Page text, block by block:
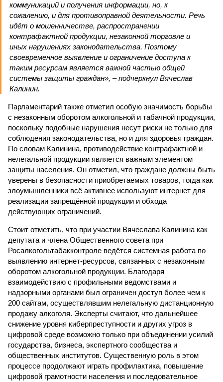
коммуникаций и получения информации, но, к
сожалению, и для противоправной деятельности. Речь
идёт о мошенничестве, распространении
контрафактной продукции, незаконной торговле и
иных нарушениях законодательства. Поэтому
своевременное выявление и ограничение доступа к
таким ресурсам является важной частью общей
системы защиты граждан», – подчеркнул Вячеслав
Калинин.
Парламентарий также отметил особую значимость борьбы
с незаконным оборотом алкогольной и табачной продукции,
поскольку подобные нарушения несут риски не только для
соблюдения законодательства, но и для здоровья граждан.
По словам Калинина, противодействие контрафактной и
нелегальной продукции является важным элементом
защиты населения. Он отметил, что граждане должны быть
уверены в безопасности приобретаемых товаров, тогда как
злоумышленники всё активнее используют интернет для
реализации запрещённой продукции и обхода
действующих ограничений.
Стоит отметить, что при участии Вячеслава Калинина как
депутата и члена Общественного совета при
Росалкогольтабакконтроле ведётся системная работа по
выявлению интернет-ресурсов, связанных с незаконным
оборотом алкогольной продукции. Благодаря
взаимодействию с профильными ведомствами и
надзорными органами был ограничен доступ более чем к
200 сайтам, осуществлявшим нелегальную дистанционную
продажу алкоголя. Эксперты считают, что дальнейшее
снижение уровня киберпреступности и других угроз в
цифровой среде возможно только при объединении усилий
государства, бизнеса, экспертного сообщества и
общественных институтов. Существенную роль в этом
процессе продолжают играть профилактика, повышение
цифровой грамотности населения и последовательное